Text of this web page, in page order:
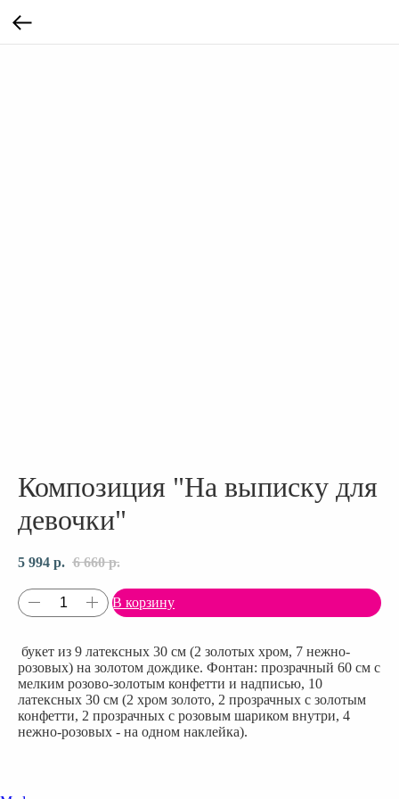
Композиция "На выписку для
девочки"
5 994 р. 6 660 р.
В корзину
букет из 9 латексных 30 см (2 золотых хром, 7 нежно-
розовых) на золотом дождике. Фонтан: прозрачный 60 см с
мелким розово-золотым конфетти и надписью, 10
латексных 30 см (2 хром золото, 2 прозрачных с золотым
конфетти, 2 прозрачных с розовым шариком внутри, 4
нежно-розовых - на одном наклейка).